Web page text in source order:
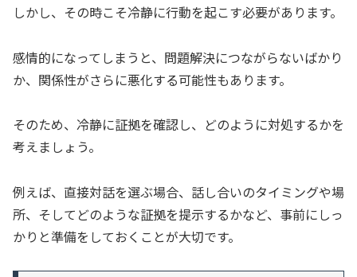
しかし、その時こそ冷静に行動を起こす必要があります。
感情的になってしまうと、問題解決につながらないばかり
か、関係性がさらに悪化する可能性もあります。
そのため、冷静に証拠を確認し、どのように対処するかを
考えましょう。
例えば、直接対話を選ぶ場合、話し合いのタイミングや場
所、そしてどのような証拠を提示するかなど、事前にしっ
かりと準備をしておくことが大切です。